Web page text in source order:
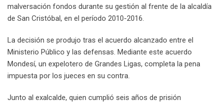
malversación fondos durante su gestión al frente de la alcaldía
de San Cristóbal, en el período 2010-2016.
La decisión se produjo tras el acuerdo alcanzado entre el
Ministerio Público y las defensas. Mediante este acuerdo
Mondesí, un expelotero de Grandes Ligas, completa la pena
impuesta por los jueces en su contra.
Junto al exalcalde, quien cumplió seis años de prisión